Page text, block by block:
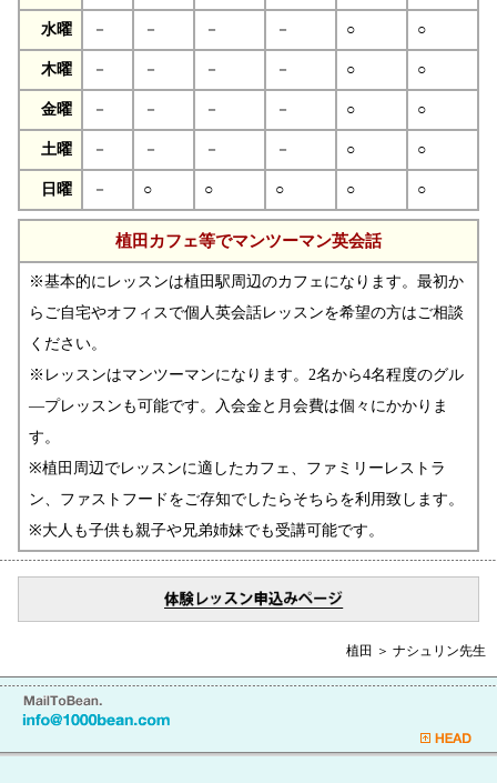
水曜 － － － － ○ ○
木曜 － － － － ○ ○
金曜 － － － － ○ ○
土曜 － － － － ○ ○
日曜 － ○ ○ ○ ○ ○
植田カフェ等でマンツーマン英会話
※基本的にレッスンは植田駅周辺のカフェになります。最初か
らご自宅やオフィスで個人英会話レッスンを希望の方はご相談
ください。
※レッスンはマンツーマンになります。2名から4名程度のグル
―プレッスンも可能です。入会金と月会費は個々にかかりま
す。
※植田周辺でレッスンに適したカフェ、ファミリーレストラ
ン、ファストフードをご存知でしたらそちらを利用致します。
※大人も子供も親子や兄弟姉妹でも受講可能です。
植田 ＞ ナシュリン先生